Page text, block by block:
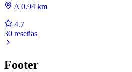
A 0.94 km
4.7
30 reseñas
Footer